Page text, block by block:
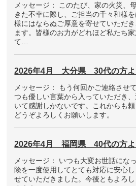
メッセージ： このたび、家の火災、
きた不幸に際し、ご担当の千々和様
様にはならぬご厚意を寄せていただ
ます。皆様のお力がどれほど私たち
て…
2026年4月 大分県 30代の方よ
メッセージ： もう何回かご連絡させ
つも優しい言葉から入っていただき
いて感謝しかないです。これからも頼
どうぞよろしくお願いします。
2026年4月 福岡県 40代の方よ
メッセージ： いつも大変お世話にな
険を一度使用してとても対応に安心
せていただきました。今後ともよろ